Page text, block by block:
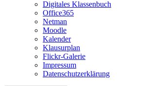
Digitales Klassenbuch
Office365
Netman
Moodle
Kalender
Klausurplan
Flickr-Galerie
Impressum
Datenschutzerklärung